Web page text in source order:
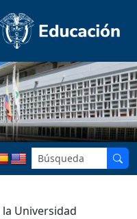
Universidad